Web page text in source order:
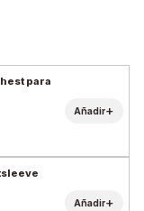
para
Añadir+
Añadir+